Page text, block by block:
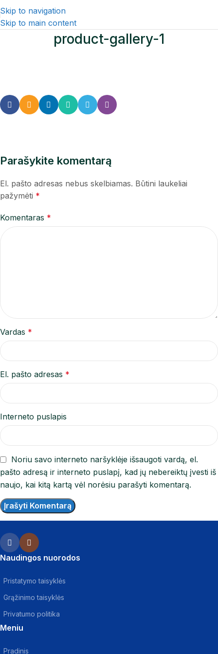
Skip to navigation
Skip to main content
product-gallery-1
Parašykite komentarą
El. pašto adresas nebus skelbiamas. Būtini laukeliai
pažymėti *
Komentaras *
Vardas *
El. pašto adresas *
Interneto puslapis
Noriu savo interneto naršyklėje išsaugoti vardą, el.
pašto adresą ir interneto puslapį, kad jų nebereiktų įvesti iš
naujo, kai kitą kartą vėl norėsiu parašyti komentarą.
Naudingos nuorodos
Pristatymo taisyklės
Grąžinimo taisyklės
Privatumo politika
Meniu
Pradinis